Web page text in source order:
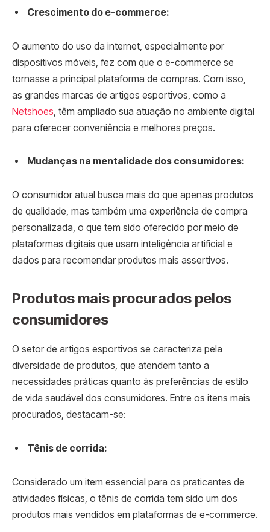
Crescimento do e-commerce:
O aumento do uso da internet, especialmente por
dispositivos móveis, fez com que o e-commerce se
tornasse a principal plataforma de compras. Com isso,
as grandes marcas de artigos esportivos, como a
Netshoes , têm ampliado sua atuação no ambiente digital
para oferecer conveniência e melhores preços.
Mudanças na mentalidade dos consumidores:
O consumidor atual busca mais do que apenas produtos
de qualidade, mas também uma experiência de compra
personalizada, o que tem sido oferecido por meio de
plataformas digitais que usam inteligência artificial e
dados para recomendar produtos mais assertivos.
Produtos mais procurados pelos
consumidores
O setor de artigos esportivos se caracteriza pela
diversidade de produtos, que atendem tanto a
necessidades práticas quanto às preferências de estilo
de vida saudável dos consumidores. Entre os itens mais
procurados, destacam-se:
Tênis de corrida:
Considerado um item essencial para os praticantes de
atividades físicas, o tênis de corrida tem sido um dos
produtos mais vendidos em plataformas de e-commerce.